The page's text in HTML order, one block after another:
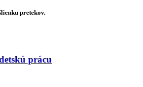
pretekov.
prácu